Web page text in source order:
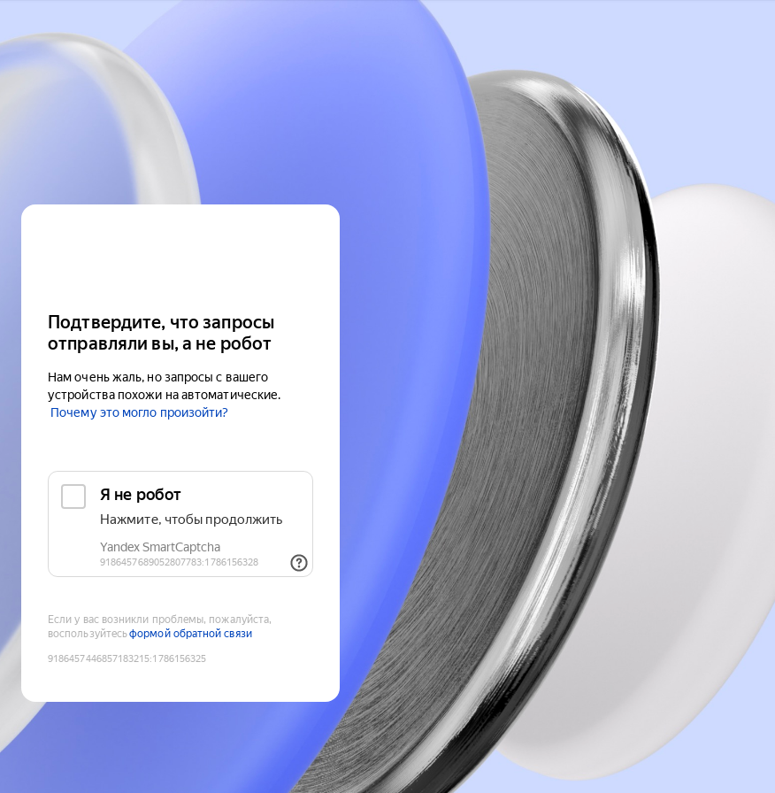
Подтвердите, что запросы
отправляли вы, а не робот
Нам очень жаль, но запросы с вашего
устройства похожи на автоматические.
Почему это могло произойти?
Если у вас возникли проблемы, пожалуйста,
воспользуйтесьформой обратной связи
9186457446857183215:1786156325